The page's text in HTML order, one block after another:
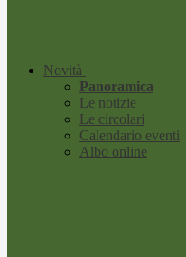
Novità
Panoramica
Le notizie
Le circolari
Calendario eventi
Albo online